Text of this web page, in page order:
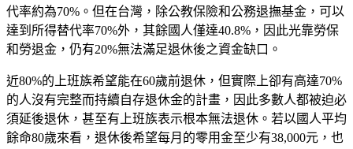
代率約為70%。但在台灣，除公教保險和公務退撫基金，可以
達到所得替代率70%外，其餘國人僅達40.8%，因此光靠勞保
和勞退金，仍有20%無法滿足退休後之資金缺口。
近80%的上班族希望能在60歲前退休，但實際上卻有高達70%
的人沒有完整而持續自存退休金的計畫，因此多數人都被迫必
須延後退休，甚至有上班族表示根本無法退休。若以國人平均
餘命80歲來看，退休後希望每月的零用金至少有38,000元，也